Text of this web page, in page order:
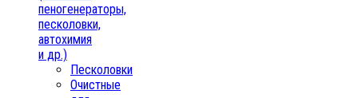
пеногенераторы,
песколовки,
автохимия
и др.)
Песколовки
Очистные